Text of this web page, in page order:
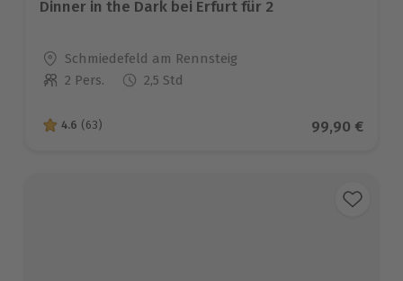
Dinner in the Dark bei Erfurt für 2
Standort
Schmiedefeld am Rennsteig
Anzahl der Teilnehmer
2 Pers. 2,5 Std
4.6 von 5 Sternen basierend auf 63 Bewertungen
4.6 (63) Aktueller
99,90 €